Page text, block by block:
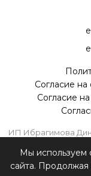
Согласие
Согласие
ИП Ибрагимова
ОГРНИП
Мы используем
сайта. Продолжая